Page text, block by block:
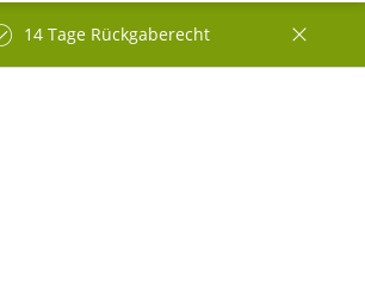
14 Tage Rückgaberecht